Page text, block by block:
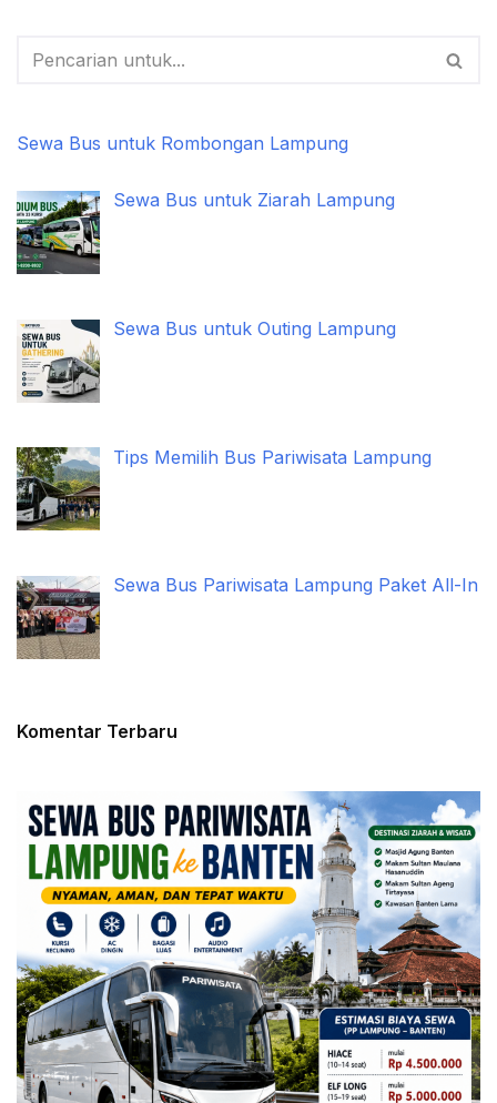
Sewa Bus untuk Rombongan Lampung
Sewa Bus untuk Ziarah Lampung
Sewa Bus untuk Outing Lampung
Tips Memilih Bus Pariwisata Lampung
Sewa Bus Pariwisata Lampung Paket All-In
Komentar Terbaru